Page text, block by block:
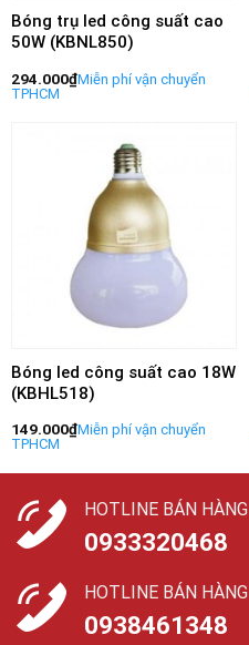
Bóng trụ led công suất cao
50W (KBNL850)
294.000₫
Bóng led công suất cao 18W
(KBHL518)
149.000₫
HOTLINE BÁN HÀNG
0933320468
HOTLINE BÁN HÀNG
0938461348